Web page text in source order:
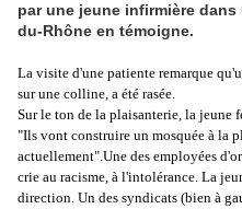
par une jeune infirmière
du-Rhône en témoigne.
La visite d'une patiente remarque
sur une colline, a été rasée.
Sur le ton de la plaisanterie, la jeune
"Ils vont construire un mosquée à la
actuellement".Une des employées
crie au racisme, à l'intolérance. La
direction. Un des syndicats (bien à